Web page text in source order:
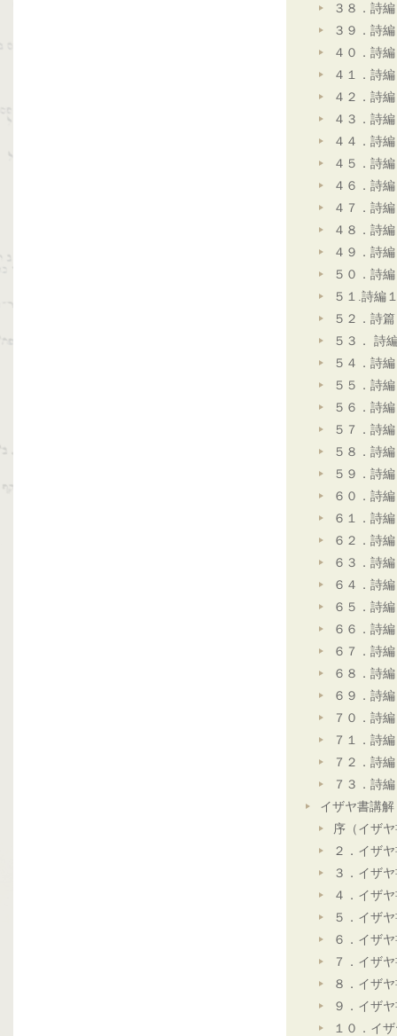
３８．詩
３９．詩
４０．詩
４１．詩
４２．詩
４３．詩
４４．詩
４５．詩
４６．詩
４７．詩
４８．詩
４９．詩
５０．詩
５１.詩編
５２．詩
５３． 詩
５４．詩
５５．詩
５６．詩
５７．詩
５８．詩
５９．詩
６０．詩
６１．詩
６２．詩
６３．詩
６４．詩
６５．詩
６６．詩
６７．詩
６８．詩
６９．詩
７０．詩
７１．詩
７２．詩
７３．詩
イザヤ書講解
序（イザ
２．イザ
３．イザ
４．イザ
５．イザ
６．イザ
７．イザ
８．イザ
９．イザ
１０．イ